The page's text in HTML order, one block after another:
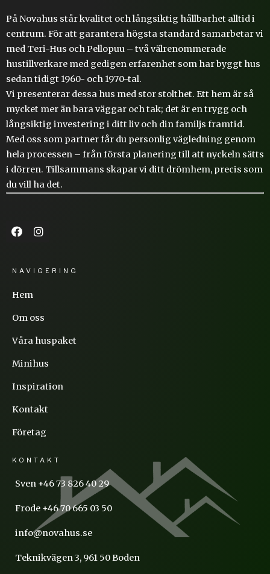
På Novahus står kvalitet och långsiktig hållbarhet alltid i
centrum. För att garantera högsta standard samarbetar vi
med Teri-Hus och Pellopuu – två välrenommerade
hustillverkare med gedigen erfarenhet som har byggt hus
sedan tidigt 1960- och 1970-tal.
Vi presenterar dessa hus med stor stolthet. Ett hem är så
mycket mer än bara väggar och tak; det är en trygg och
långsiktig investering i ditt liv och din familjs framtid.
Med oss som partner får du personlig vägledning genom
hela processen – från första planering till att nyckeln sätts
i dörren. Tillsammans skapar vi ditt drömhem, precis som
du vill ha det.
NAVIGERING
Hem
Om oss
Våra huspaket
Minihus
Inspiration
Kontakt
Företag
KONTAKT
Sven +46 73 826 40 29
Frode +46 70 665 03 50
info@novahus.se
Teknikvägen 3, 961 50 Boden